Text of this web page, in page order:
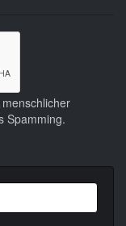
Spamming.